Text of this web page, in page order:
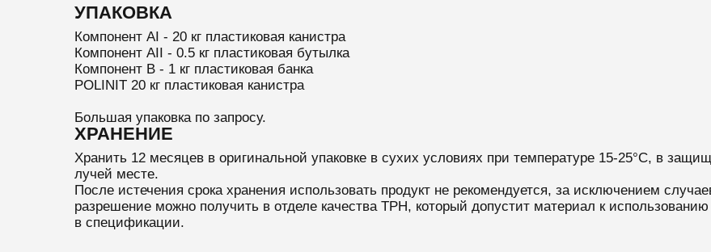
УПАКОВКА
Компонент AI - 20 кг пластиковая канистра
Компонент AII - 0.5 кг пластиковая бутылка
Компонент B - 1 кг пластиковая банка
POLINIT 20 кг пластиковая канистра
Большая упаковка по запросу.
ХРАНЕНИЕ
Хранить 12 месяцев в оригинальной упаковке в сухих условиях при температуре 15-25°C, в
лучей месте.
После истечения срока хранения использовать продукт не рекомендуется, за исключением
разрешение можно получить в отделе качества TPH, который допустит материал к
в спецификации.